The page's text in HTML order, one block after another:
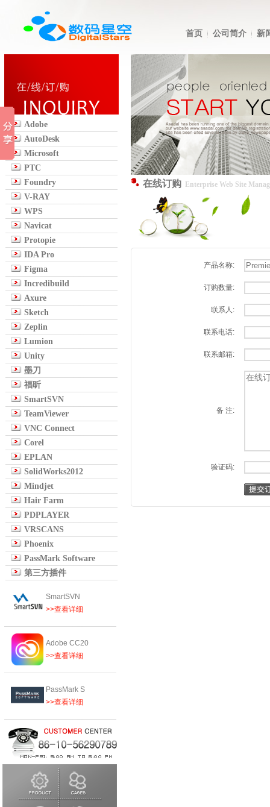
首页 公司简介 新
Adobe
AutoDesk
Microsoft
PTC
Foundry
V-RAY
WPS
Navicat
Protopie
IDA Pro
Figma
Incredibuild
Axure
Sketch
Zeplin
Lumion
Unity
墨刀
福昕
SmartSVN
TeamViewer
VNC Connect
Corel
EPLAN
SolidWorks2012
Mindjet
Hair Farm
PDPLAYER
VRSCANS
Phoenix
PassMark Software
第三方插件
SmartSVN
>>查看详细
Adobe CC20
>>查看详细
PassMark S
>>查看详细
在线订购 Enterprise Web Site
产品名称:
订购数量:
联系人:
联系电话:
联系邮箱:
备 注:
验证码: